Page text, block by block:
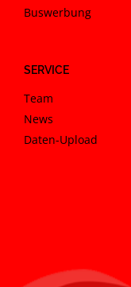
Buswerbung
SERVICE
Team
News
Daten-Upload